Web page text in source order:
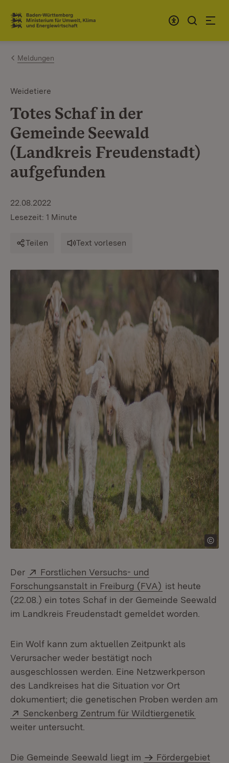
Zum Inhalt springen
Link zur Startseite
Meldungen
Weidetiere
Totes Schaf in der
Gemeinde Seewald
(Landkreis Freudenstadt)
aufgefunden
22.08.2022
Lesezeit: 1 Minute
Teilen Text vorlesen
Der Extern:
Forstlichen Versuchs- und
Forschungsanstalt in Freiburg (FVA) (Öffnet in
ist heute
(22.08.) ein totes Schaf in der Gemeinde Seewald
im Landkreis Freudenstadt gemeldet worden.
Ein Wolf kann zum aktuellen Zeitpunkt als
Verursacher weder bestätigt noch
ausgeschlossen werden. Eine Netzwerkperson
des Landkreises hat die Situation vor Ort
dokumentiert; die genetischen Proben werden am
Extern:
Senckenberg Zentrum für Wildtiergenetik
weiter untersucht.
Die Gemeinde Seewald liegt im
Fördergebiet